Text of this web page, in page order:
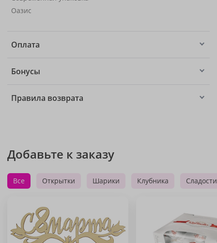
Оазис
Оплата
Бонусы
Правила возврата
Добавьте к заказу
Все Открытки Шарики Клубника Сладости